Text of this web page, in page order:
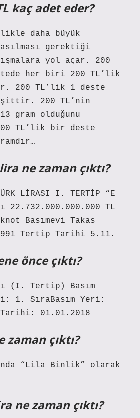
kaç adet eder?
daha büyük
gerektiği
yol açar. 200
her biri 200 TL’lik
200 TL’lik 1 deste
200 TL’nin
gram olduğunu
TL’lik bir deste
ne zaman çıktı?
LİRASI I. TERTİP “E
22.732.000.000.000 TL
Basımevi Takas
Tertip Tarihi 5.11.
önce çıktı?
(I. Tertip) Basım
1. SıraBasım Yeri:
Tarihi: 01.01.2018
çıktı?
“Lila Binlik” olarak
ne zaman çıktı?